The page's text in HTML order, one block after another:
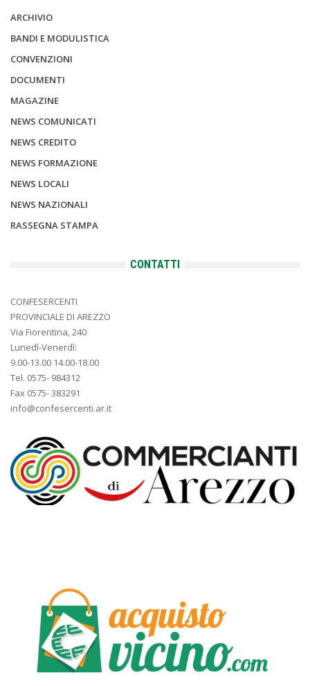
ARCHIVIO
BANDI E MODULISTICA
CONVENZIONI
DOCUMENTI
MAGAZINE
NEWS COMUNICATI
NEWS CREDITO
NEWS FORMAZIONE
NEWS LOCALI
NEWS NAZIONALI
RASSEGNA STAMPA
CONTATTI
CONFESERCENTI
PROVINCIALE DI AREZZO
Via Fiorentina, 240
Lunedì-Venerdì:
9.00-13.00 14.00-18.00
Tel. 0575- 984312
Fax 0575- 383291
info@confesercenti.ar.it